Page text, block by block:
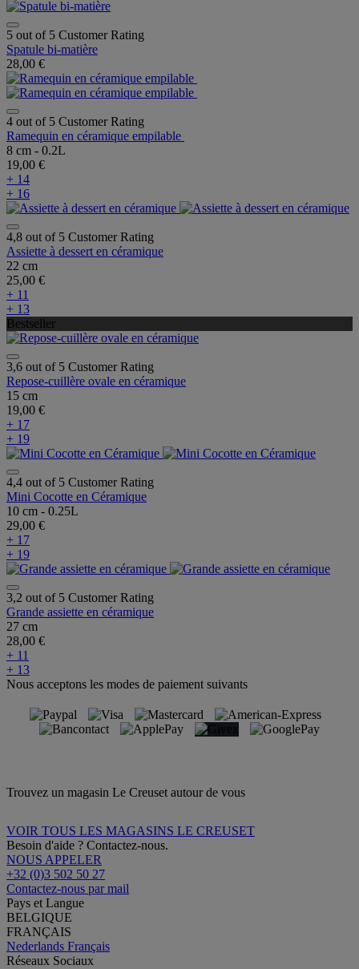
5 out of 5 Customer Rating
Spatule bi-matière
28,00 €
4 out of 5 Customer Rating
Ramequin en céramique empilable
8 cm - 0.2L
19,00 €
+ 14
+ 16
4,8 out of 5 Customer Rating
Assiette à dessert en céramique
22 cm
25,00 €
+ 11
+ 13
Bestseller
3,6 out of 5 Customer Rating
Repose-cuillère ovale en céramique
15 cm
19,00 €
+ 17
+ 19
4,4 out of 5 Customer Rating
Mini Cocotte en Céramique
10 cm - 0.25L
29,00 €
+ 17
+ 19
3,2 out of 5 Customer Rating
Grande assiette en céramique
27 cm
28,00 €
+ 11
+ 13
Nous acceptons les modes de paiement suivants
Trouvez un magasin Le Creuset autour de vous
VOIR TOUS LES MAGASINS LE CREUSET
Besoin d'aide ? Contactez-nous.
NOUS APPELER
+32 (0)3 502 50 27
Contactez-nous par mail
Pays et Langue
BELGIQUE
FRANÇAIS
Nederlands Français
Réseaux Sociaux